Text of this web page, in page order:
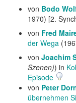
von Bodo
1970) [2.
von Fred
der Wega
von Joachim
Szenen)) in
Episode
von Peter
übernehmen